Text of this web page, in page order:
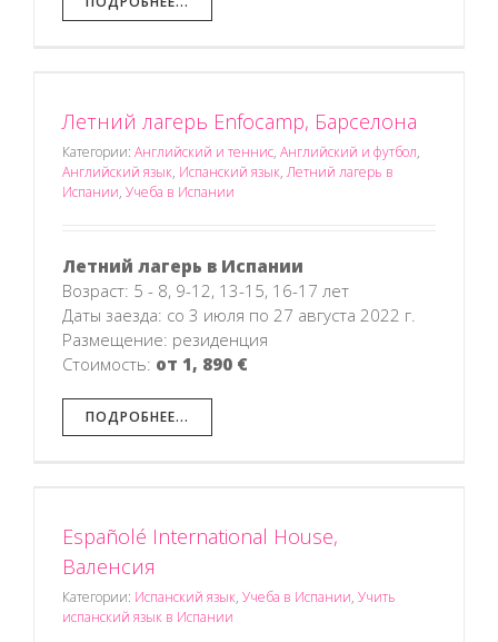
Летний лагерь Enfocamp, Барселона
Категории: Английский и теннис, Английский и футбол,
Английский язык, Испанский язык,Летний лагерь в
Испании, Учеба в Испании
Летний лагерь в Испании
Возраст: 5 - 8, 9-12, 13-15, 16-17 лет
Даты заезда: со 3 июля по 27 августа 2022 г.
Размещение: резиденция
Стоимость: от 1, 890 €
ПОДРОБНЕЕ...
Españolé International House,
Валенсия
Категории: Испанский язык, Учеба в Испании, Учить
испанский язык в Испании